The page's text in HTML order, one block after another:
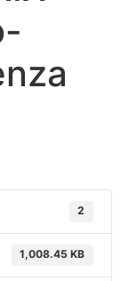
2
1,008.45 KB